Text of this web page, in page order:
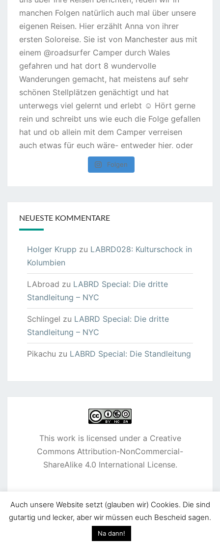
Folgen
NEUESTE KOMMENTARE
Holger Krupp zu LABRD028: Kulturschock in
Kolumbien
LAbroad zu LABRD Special: Die dritte
Standleitung – NYC
Schlingel zu LABRD Special: Die dritte
Standleitung – NYC
Pikachu zu LABRD Special: Die Standleitung
This work is licensed under a Creative
Commons Attribution-NonCommercial-
ShareAlike 4.0 International License.
© 2026 | Stolz präsentiert von WordPress
Theme:
Nisarg
Auch unsere Website setzt (glauben wir) Cookies. Die sind
gutartig und lecker, aber wir müssen euch Bescheid sagen.
Na dann!